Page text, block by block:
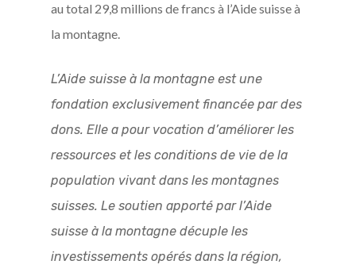
au total 29,8 millions de francs à l’Aide suisse à
la montagne.
L’Aide suisse à la montagne est une
fondation exclusivement financée par des
dons. Elle a pour vocation d’améliorer les
ressources et les conditions de vie de la
population vivant dans les montagnes
suisses. Le soutien apporté par l’Aide
suisse à la montagne décuple les
investissements opérés dans la région,